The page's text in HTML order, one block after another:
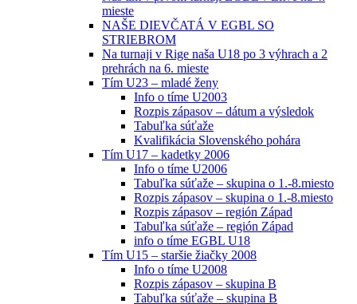
mieste
NAŠE DIEVČATÁ V EGBL SO
STRIEBROM
Na turnaji v Rige naša U18 po 3 výhrach a 2
prehrách na 6. mieste
Tím U23 – mladé ženy
Info o tíme U2003
Rozpis zápasov – dátum a výsledok
Tabuľka súťaže
Kvalifikácia Slovenského pohára
Tím U17 – kadetky 2006
Info o tíme U2006
Tabuľka súťaže – skupina o 1.-8.miesto
Rozpis zápasov – skupina o 1.-8.miesto
Rozpis zápasov – región Západ
Tabuľka súťaže – región Západ
info o tíme EGBL U18
Tím U15 – staršie žiačky 2008
Info o tíme U2008
Rozpis zápasov – skupina B
Tabuľka súťaže – skupina B